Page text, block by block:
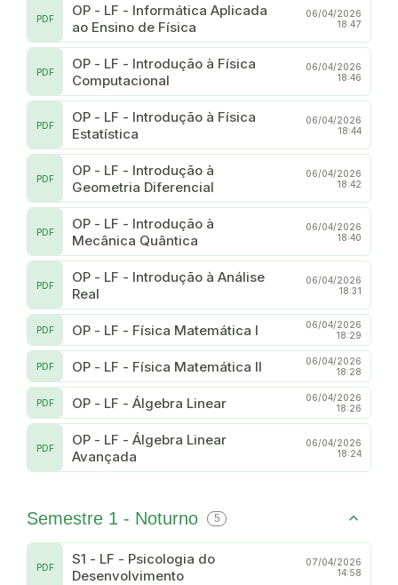
OP - LF - Informática Aplicada
ao Ensino de Física
PDF
06/04/2026
18:47
OP - LF - Introdução à Física
Computacional
PDF
06/04/2026
18:46
OP - LF - Introdução à Física
Estatística
PDF
06/04/2026
18:44
OP - LF - Introdução à
Geometria Diferencial
PDF
06/04/2026
18:42
OP - LF - Introdução à
Mecânica Quântica
PDF
06/04/2026
18:40
OP - LF - Introdução à Análise
Real
PDF
06/04/2026
18:31
OP - LF - Física Matemática I
PDF
06/04/2026
18:29
OP - LF - Física Matemática II
PDF
06/04/2026
18:28
OP - LF - Álgebra Linear
PDF
06/04/2026
18:26
OP - LF - Álgebra Linear
Avançada
PDF
06/04/2026
18:24
Semestre 1 - Noturno 5
S1 - LF - Psicologia do
Desenvolvimento
PDF
07/04/2026
14:58